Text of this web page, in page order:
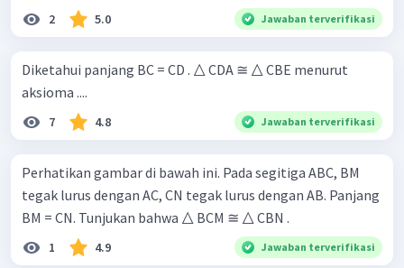
2 5.0 Jawaban terverifikasi
Diketahui panjang BC = CD . △ CDA ≅ △ CBE menurut
aksioma ....
7 4.8 Jawaban terverifikasi
Perhatikan gambar di bawah ini. Pada segitiga ABC, BM
tegak lurus dengan AC, CN tegak lurus dengan AB. Panjang
BM = CN. Tunjukan bahwa △ BCM ≅ △ CBN .
1 4.9 Jawaban terverifikasi